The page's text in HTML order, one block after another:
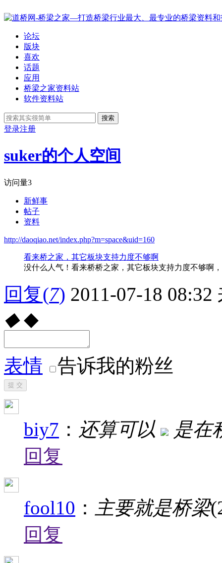
论坛
版块
喜欢
话题
应用
桥梁之家资料站
软件资料站
搜索
登录注册
suker的个人空间
访问量3
新鲜事
帖子
资料
http://daoqiao.net/index.php?m=space&uid=160
看来桥之家，其它板块支持力度不够啊
没什么人气！看来桥桥之家，其它板块支持力度不够啊
回复(7) 2011-07-18 08:32
◆ ◆
表情 告诉我的粉丝
提 交
biy7 ： 还算可以
是在
回复
fool10 ： 主要就是桥梁
回复